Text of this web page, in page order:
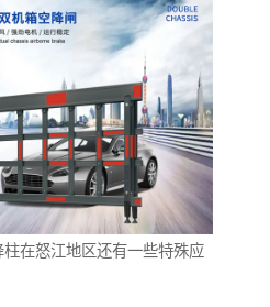
在怒江地区还有一些特殊应